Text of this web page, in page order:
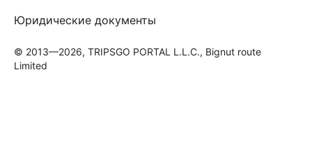
Юридические документы
© 2013—2026, TRIPSGO PORTAL L.L.C., Bignut route
Limited